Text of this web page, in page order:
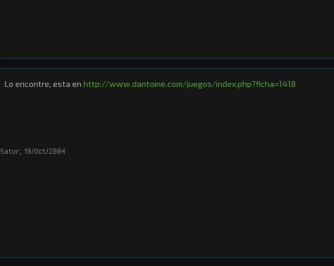
Lo encontre, esta en http://www.dantoine.com/juegos/index.php?ficha=1418
Satur 19/Oct/2004